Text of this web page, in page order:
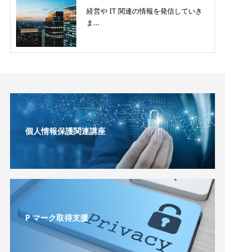
経営や IT 関連の情報を発信していき
ま...
個人情報保護関連講座
P マーク取得支援